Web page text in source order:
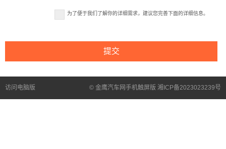
为了便于我们了解你的详细需求，建议您完善下面的详细信息。
访问电脑版 © 金鹰汽车网手机触屏版 湘ICP备2023023239号